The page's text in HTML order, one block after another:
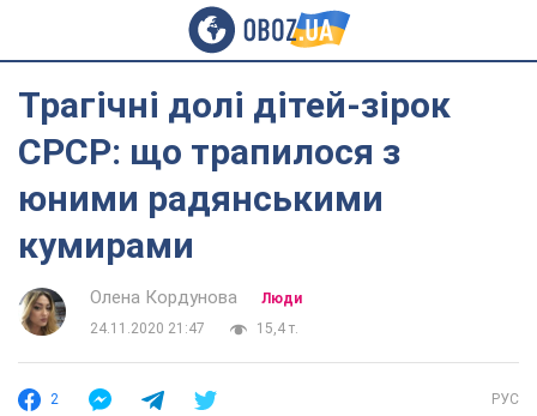
Трагічні долі дітей-зірок
СРСР: що трапилося з
юними радянськими
кумирами
Олена Кордунова
Люди
24.11.2020 21:47
15,4 т.
2 РУС